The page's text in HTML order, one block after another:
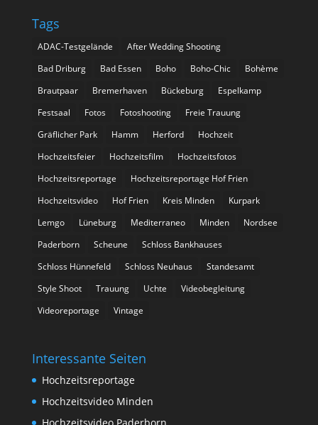
Tags
ADAC-Testgelände
After Wedding Shooting
Bad Driburg
Bad Essen Boho Boho-Chic
Bohème
Brautpaar
Bremerhaven Bückeburg
Espelkamp
Festsaal
Fotos Fotoshooting
Freie Trauung
Gräflicher Park
Hamm Herford
Hochzeit
Hochzeitsfeier
Hochzeitsfilm
Hochzeitsfotos
Hochzeitsreportage
Hochzeitsreportage Hof Frien
Hochzeitsvideo
Hof Frien Kreis Minden
Kurpark
Lemgo
Lüneburg Mediterraneo Minden
Nordsee
Paderborn
Scheune
Schloss Bankhauses
Schloss Hünnefeld
Schloss Neuhaus
Standesamt
Style Shoot
Trauung Uchte
Videobegleitung
Videoreportage
Vintage
Interessante Seiten
Hochzeitsreportage
Hochzeitsvideo Minden